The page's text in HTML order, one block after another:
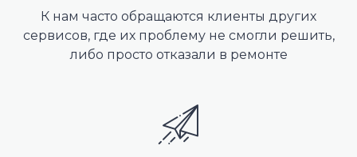
К нам часто обращаются клиенты других
сервисов, где их проблему не смогли решить,
либо просто отказали в ремонте